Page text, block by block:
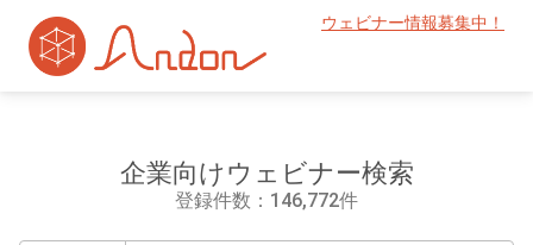
ウェビナー情報募集中！
企業向けウェビナー検索
登録件数：146,772件